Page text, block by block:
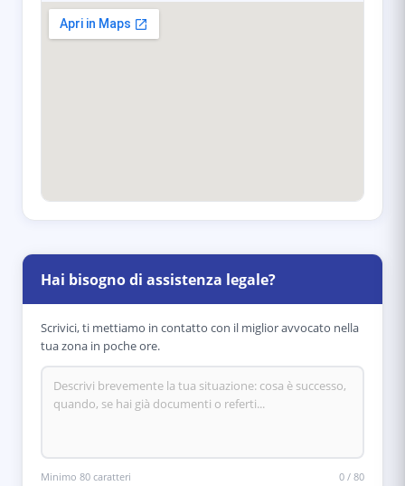
Hai bisogno di assistenza legale?
Scrivici, ti mettiamo in contatto con il miglior avvocato nella
tua zona in poche ore.
Minimo 80 caratteri 0 / 80